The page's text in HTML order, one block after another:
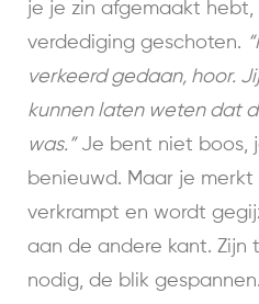
je je zin afgemaakt hebt,
verdediging geschoten.
verkeerd gedaan, hoor.
kunnen laten weten dat
was.”Je bent niet boos,
benieuwd. Maar je
verkrampt en wordt
aan de andere kant. Zijn
nodig, de blik